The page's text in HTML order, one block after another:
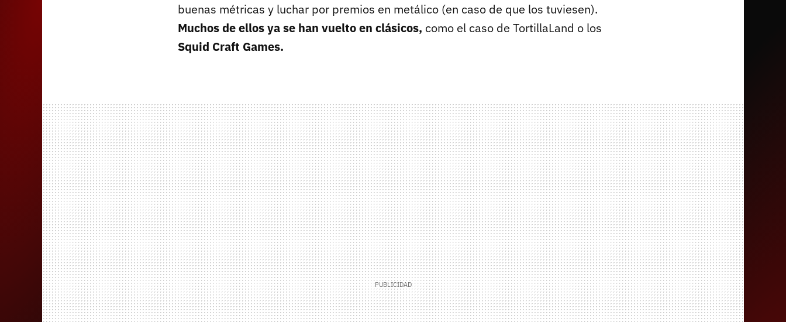
buenas métricas y luchar por premios en metálico (en caso de que los tuviesen).
Muchos de ellos ya se han vuelto en clásicos, como el caso de TortillaLand o los
Squid Craft Games.